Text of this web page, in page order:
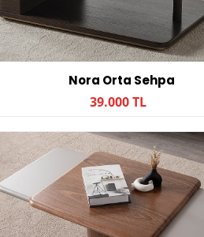
Nora Orta Sehpa
39.000 TL